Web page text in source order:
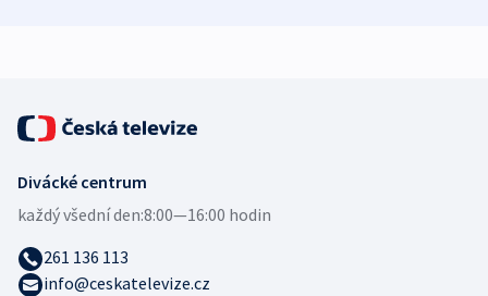
Divácké centrum
každý všední den:8:00—16:00 hodin
261 136 113
info@ceskatelevize.cz